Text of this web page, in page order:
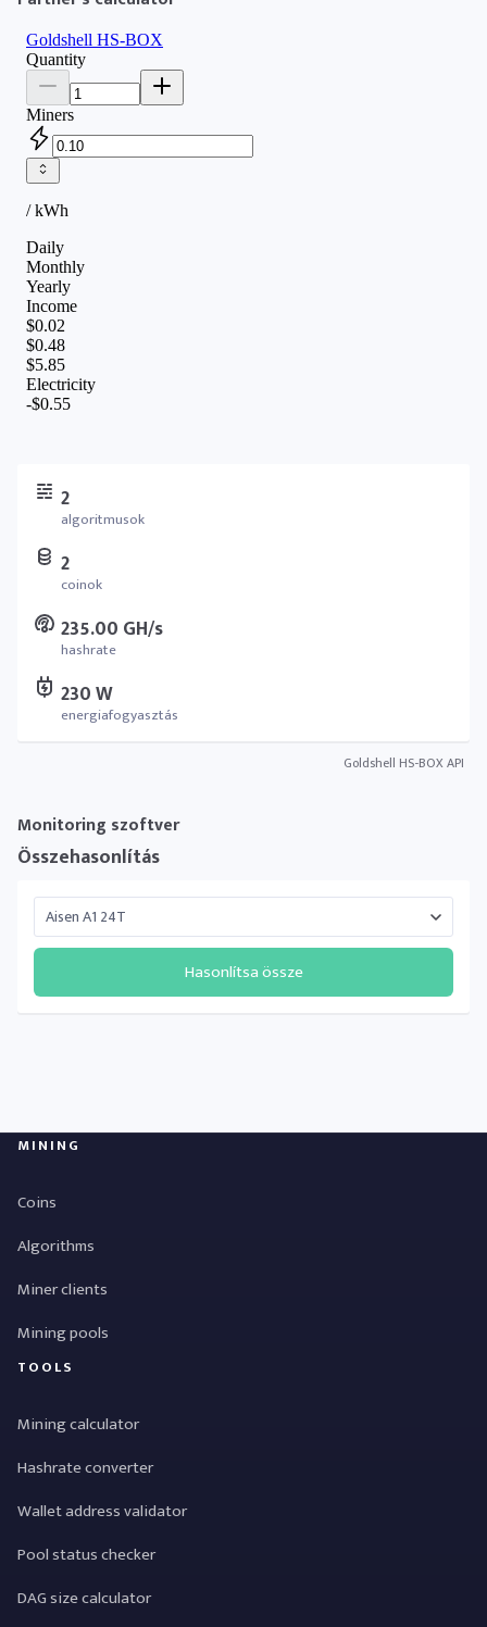
2
algoritmusok
2
coinok
235.00 GH/s
hashrate
230 W
energiafogyasztás
Goldshell HS-BOX API
Monitoring szoftver
Összehasonlítás
Hasonlítsa össze
MINING
Coins
Algorithms
Miner clients
Mining pools
TOOLS
Mining calculator
Hashrate converter
Wallet address validator
Pool status checker
DAG size calculator